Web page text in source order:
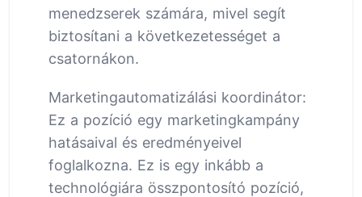
menedzserek számára, mivel segít
biztosítani a következetességet a
csatornákon.
Marketingautomatizálási koordinátor:
Ez a pozíció egy marketingkampány
hatásaival és eredményeivel
foglalkozna. Ez is egy inkább a
technológiára összpontosító pozíció,